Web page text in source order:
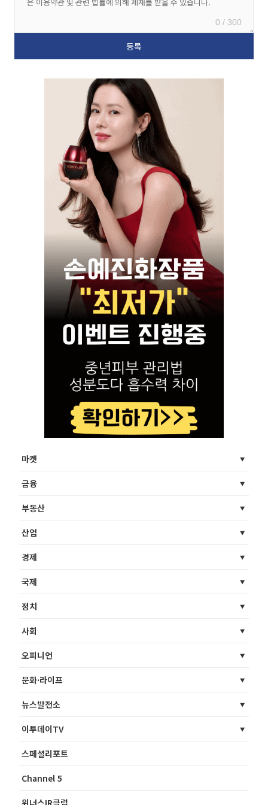
0 / 300
마켓
금융
부동산
산업
경제
국제
정치
사회
오피니언
문화·라이프
뉴스발전소
이투데이TV
스페셜리포트
Channel 5
위너스IR클럽